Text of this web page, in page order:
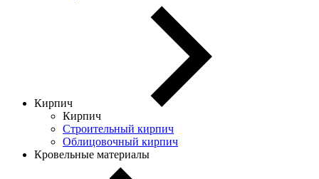
Кирпич
Кирпич
Строительный кирпич
Облицовочный кирпич
Кровельные материалы